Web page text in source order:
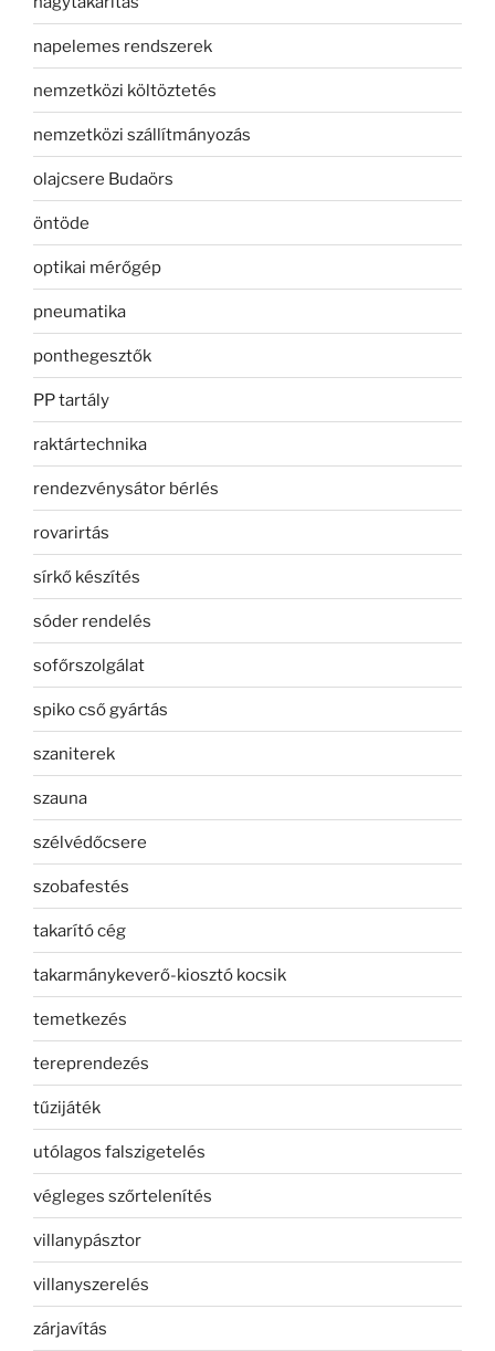
napelemes rendszerek
nemzetközi költöztetés
nemzetközi szállítmányozás
olajcsere Budaörs
öntöde
optikai mérőgép
pneumatika
ponthegesztők
PP tartály
raktártechnika
rendezvénysátor bérlés
rovarirtás
sírkő készítés
sóder rendelés
sofőrszolgálat
spiko cső gyártás
szaniterek
szauna
szélvédőcsere
szobafestés
takarító cég
takarmánykeverő-kiosztó kocsik
temetkezés
tereprendezés
tűzijáték
utólagos falszigetelés
végleges szőrtelenítés
villanypásztor
villanyszerelés
zárjavítás